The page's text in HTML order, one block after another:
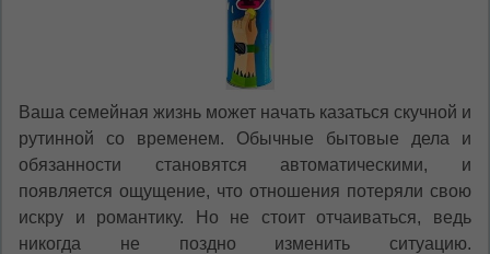
Ваша семейная жизнь может начать казаться скучной и
рутинной со временем. Обычные бытовые дела и
обязанности становятся автоматическими, и
появляется ощущение, что отношения потеряли свою
искру и романтику. Но не стоит отчаиваться, ведь
никогда не поздно изменить ситуацию.